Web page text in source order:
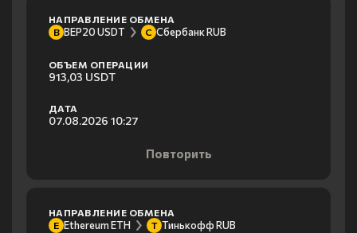
НАПРАВЛЕНИЕ ОБМЕНА
B BEP20 USDT С Сбербанк RUB
ОБЪЕМ ОПЕРАЦИИ
913,03 USDT
ДАТА
07.08.2026 10:27
Повторить
НАПРАВЛЕНИЕ ОБМЕНА
E Ethereum ETH Т Тинькофф RUB